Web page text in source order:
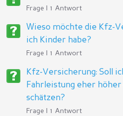
Frage | 1 Antwort
Wieso möchte die Kfz-
ich Kinder habe?
Frage | 1 Antwort
Kfz-Versicherung: Soll
Fahrleistung eher
schätzen?
Frage | 1 Antwort